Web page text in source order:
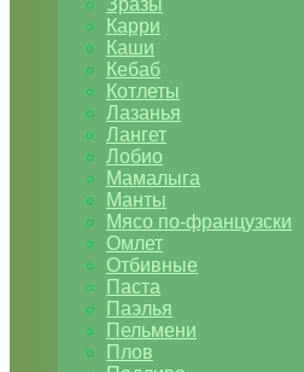
Зразы
Карри
Каши
Кебаб
Котлеты
Лазанья
Лангет
Лобио
Мамалыга
Манты
Мясо по-французски
Омлет
Отбивные
Паста
Паэлья
Пельмени
Плов